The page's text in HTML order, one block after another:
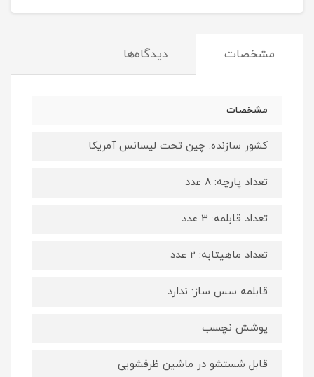
مشخصات دیدگاه‌ها
مشخصات
کشور سازنده: چین تحت لیسانس آمریکا
تعداد پارچه: 8 عدد
تعداد قابلمه: 3 عدد
تعداد ماهیتابه: 2 عدد
قابلمه سس ساز: ندارد
پوشش نچسب
قابل شستشو در ماشین ظرفشویی